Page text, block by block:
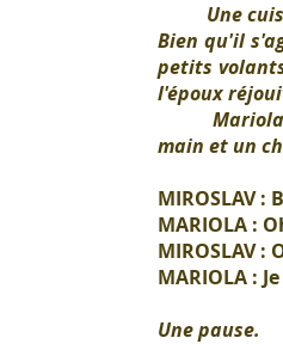
Une
Bien qu'il
petits
l'époux
Mariola
main et un
MIROSLAV
MARIOLA :
MIROSLAV :
MARIOLA :
Une pause.